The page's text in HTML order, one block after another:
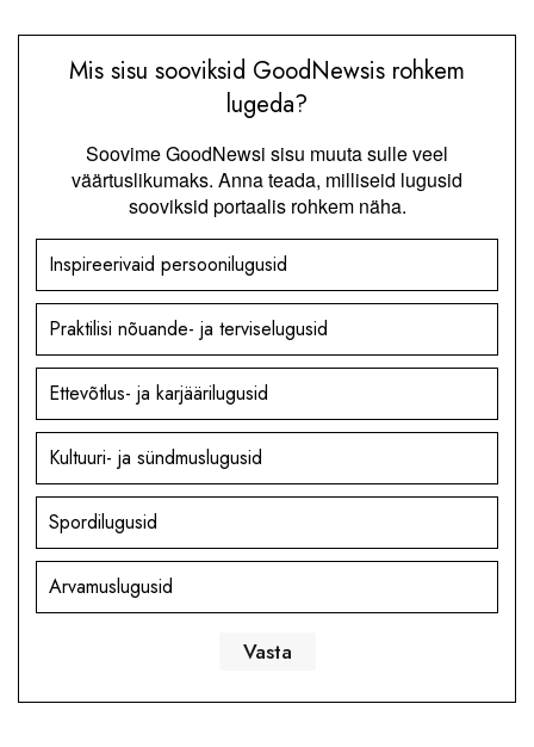
Mis sisu sooviksid GoodNewsis rohkem
lugeda?
Soovime GoodNewsi sisu muuta sulle veel
väärtuslikumaks. Anna teada, milliseid lugusid
sooviksid portaalis rohkem näha.
Inspireerivaid persoonilugusid
Praktilisi nõuande- ja terviselugusid
Ettevõtlus- ja karjäärilugusid
Kultuuri- ja sündmuslugusid
Spordilugusid
Arvamuslugusid